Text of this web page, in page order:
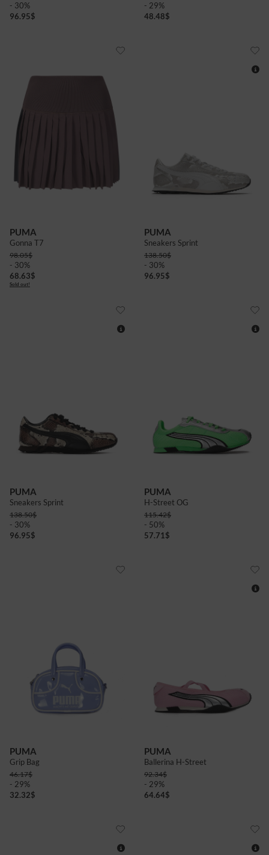
- 30%
96.95$
- 29%
48.48$
PUMA
Gonna T7
Sold out!
98.05$
- 30%
68.63$
PUMA
Sneakers Sprint
138.50$
- 30%
96.95$
PUMA
Sneakers Sprint
138.50$
- 30%
96.95$
PUMA
H-Street OG
115.42$
- 50%
57.71 $
PUMA
Grip Bag
46.17$
- 29%
32.32$
PUMA
Ballerina H-Street
92.34$
- 29%
64.64$